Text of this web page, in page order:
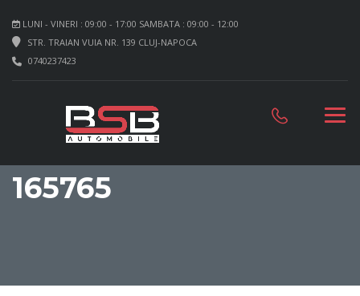
LUNI - VINERI : 09:00 - 17:00 SAMBATA : 09:00 - 12:00
STR. TRAIAN VUIA NR. 139 CLUJ-NAPOCA
0740237423
165765